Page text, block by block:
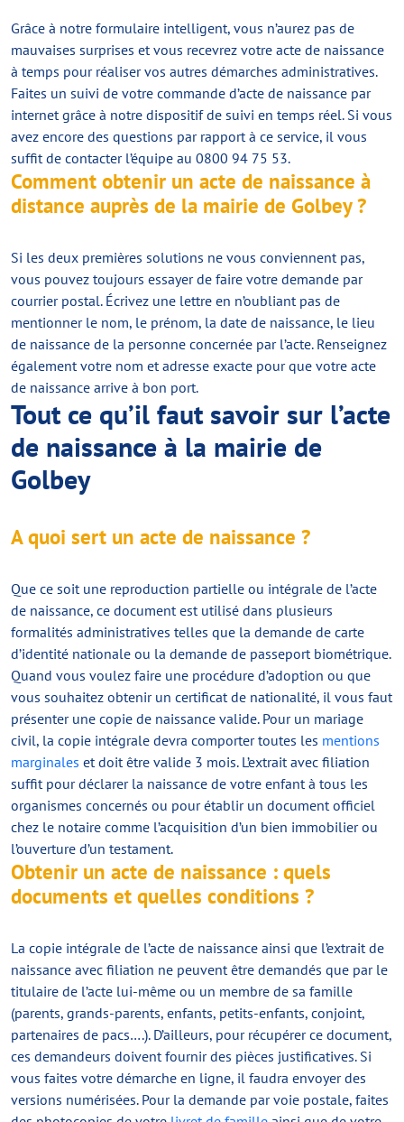
Grâce à notre formulaire intelligent, vous n’aurez pas de
mauvaises surprises et vous recevrez votre acte de naissance
à temps pour réaliser vos autres démarches administratives.
Faites un suivi de votre commande d’acte de naissance par
internet grâce à notre dispositif de suivi en temps réel. Si vous
avez encore des questions par rapport à ce service, il vous
suffit de contacter l’équipe au 0800 94 75 53.
Comment obtenir un acte de naissance à
distance auprès de la mairie de Golbey ?
Si les deux premières solutions ne vous conviennent pas,
vous pouvez toujours essayer de faire votre demande par
courrier postal. Écrivez une lettre en n’oubliant pas de
mentionner le nom, le prénom, la date de naissance, le lieu
de naissance de la personne concernée par l’acte. Renseignez
également votre nom et adresse exacte pour que votre acte
de naissance arrive à bon port.
Tout ce qu’il faut savoir sur l’acte
de naissance à la mairie de
Golbey
A quoi sert un acte de naissance ?
Que ce soit une reproduction partielle ou intégrale de l’acte
de naissance, ce document est utilisé dans plusieurs
formalités administratives telles que la demande de carte
d’identité nationale ou la demande de passeport biométrique.
Quand vous voulez faire une procédure d’adoption ou que
vous souhaitez obtenir un certificat de nationalité, il vous faut
présenter une copie de naissance valide. Pour un mariage
civil, la copie intégrale devra comporter toutes les mentions
marginales et doit être valide 3 mois. L’extrait avec filiation
suffit pour déclarer la naissance de votre enfant à tous les
organismes concernés ou pour établir un document officiel
chez le notaire comme l’acquisition d’un bien immobilier ou
l’ouverture d’un testament.
Obtenir un acte de naissance : quels
documents et quelles conditions ?
La copie intégrale de l’acte de naissance ainsi que l’extrait de
naissance avec filiation ne peuvent être demandés que par le
titulaire de l’acte lui-même ou un membre de sa famille
(parents, grands-parents, enfants, petits-enfants, conjoint,
partenaires de pacs….). D’ailleurs, pour récupérer ce document,
ces demandeurs doivent fournir des pièces justificatives. Si
vous faites votre démarche en ligne, il faudra envoyer des
versions numérisées. Pour la demande par voie postale, faites